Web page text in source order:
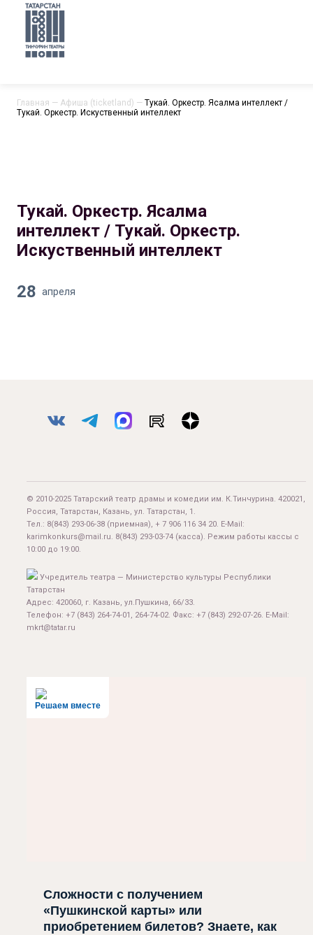
Главная — Афиша (ticketland) — Тукай. Оркестр. Ясалма интеллект /
Тукай. Оркестр. Искуственный интеллект
Тукай. Оркестр. Ясалма
интеллект / Тукай. Оркестр.
Искуственный интеллект
28 апреля
© 2010-2025 Татарский театр драмы и комедии им. К.Тинчурина. 420021,
Россия, Татарстан, Казань, ул. Татарстан, 1.
Тел.: 8(843) 293-06-38 (приемная), + 7 906 116 34 20. E-Mail:
karimkonkurs@mail.ru. 8(843) 293-03-74 (касса). Режим работы кассы с
10:00 до 19:00.
Учредитель театра — Министерство культуры Республики
Татарстан
Адрес: 420060, г. Казань, ул.Пушкина, 66/33.
Телефон: +7 (843) 264-74-01, 264-74-02. Факс: +7 (843) 292-07-26. E-Mail:
mkrt@tatar.ru
Решаем вместе
Сложности с получением
«Пушкинской карты» или
приобретением билетов? Знаете, как